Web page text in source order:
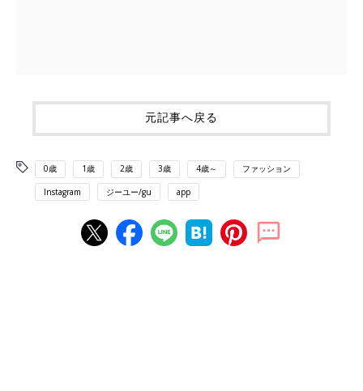
元記事へ戻る
0歳 1歳 2歳 3歳 4歳～ ファッション
Instagram ジーユー/gu app